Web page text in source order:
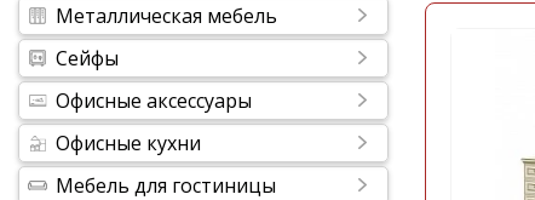
Металлическая мебель
Сейфы
Офисные аксессуары
Офисные кухни
Мебель для гостиницы